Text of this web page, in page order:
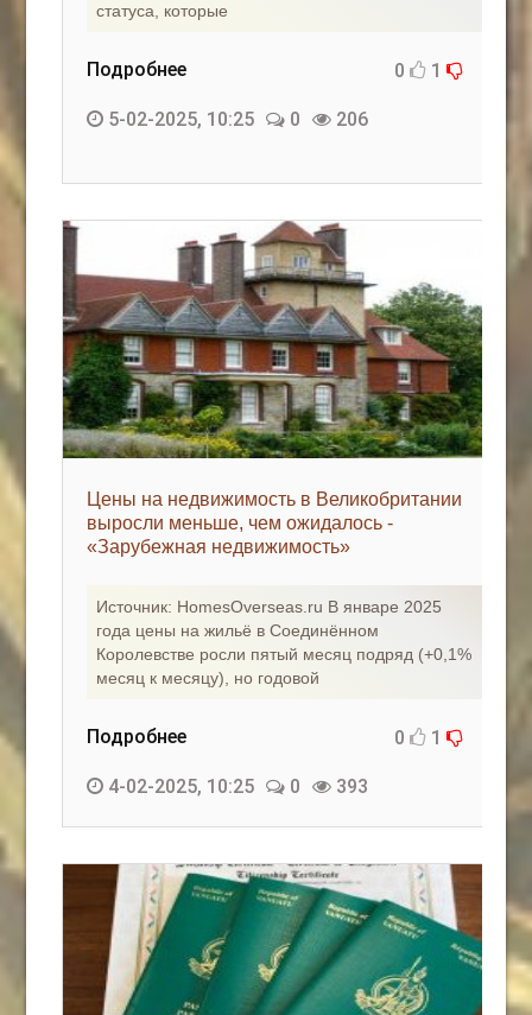
статуса, которые
Подробнее 0 1
5-02-2025, 10:25 0 206
Цены на недвижимость в Великобритании
выросли меньше, чем ожидалось -
«Зарубежная недвижимость»
Источник: HomesOverseas.ru В январе 2025
года цены на жильё в Соединённом
Королевстве росли пятый месяц подряд (+0,1%
месяц к месяцу), но годовой
Подробнее 0 1
4-02-2025, 10:25 0 393